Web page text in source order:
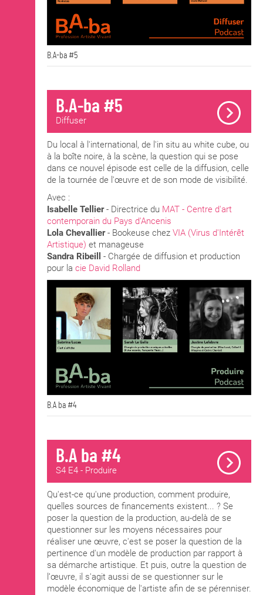
B.A-ba #5
B.A-ba #5
Diffuser
Du local à l'international, de l'in situ au white cube, ou
à la boîte noire, à la scène, la question qui se pose
dans ce nouvel épisode est celle de la diffusion, celle
de la tournée de l'œuvre et de son mode de visibilité.
Avec :
Isabelle Tellier- Directrice du MAT - Centre d'art
contemporain du Pays d'Ancenis
Lola Chevallier- Bookeuse chez VIA (Virus d'Intérêt
Artistique) et manageuse
Sandra Ribeill
- Chargée de diffusion et production
pour la cie David Rolland
B.A ba #4
B.A ba #4
S4 E4 - Produire
Qu'est-ce qu'une production, comment produire,
quelles sources de financements existent... ? Se
poser la question de la production, au-delà de se
questionner sur les moyens nécessaires pour
réaliser une œuvre, c'est se poser la question de la
pertinence d'un modèle de production par rapport à
sa démarche artistique. Et puis, outre la question de
l’œuvre, il s'agit aussi de se questionner sur le
modèle économique de l'artiste afin de se pérenniser.